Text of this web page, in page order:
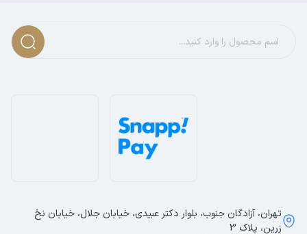
تهران، آزادگان جنوب، بلوار دکتر عبیدی، خیابان جلال، خیابان نخ
زرین، پلاک 3